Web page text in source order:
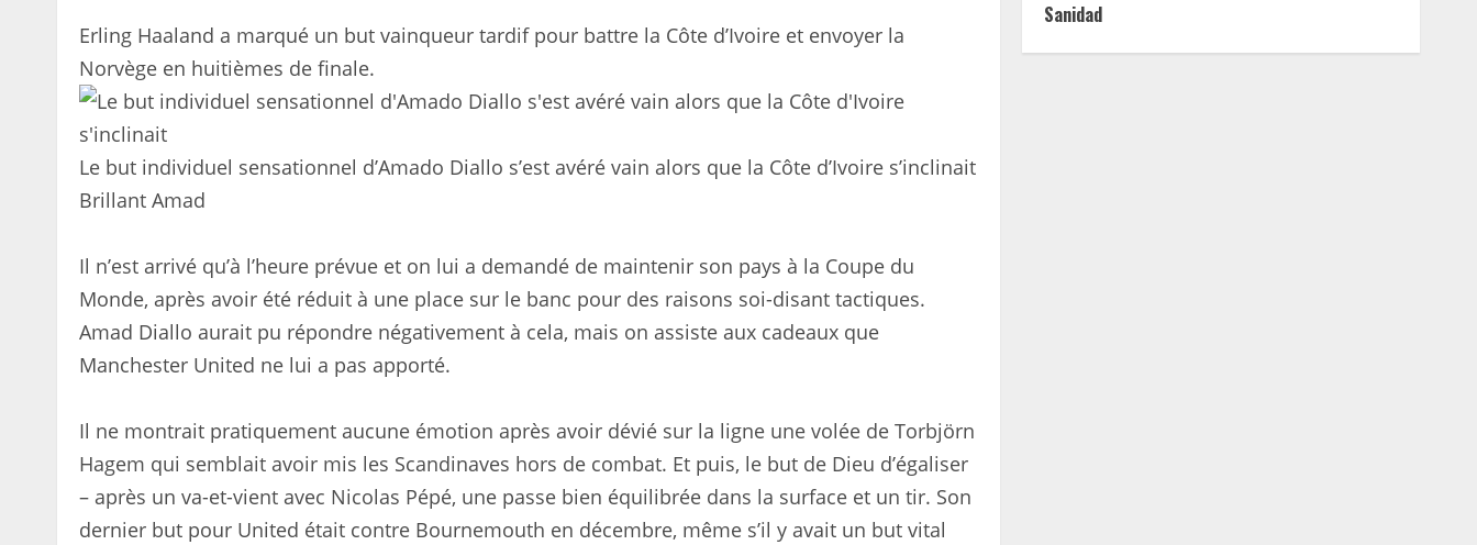
Erling Haaland a marqué un but vainqueur tardif pour battre la Côte d’Ivoire et envoyer la
Norvège en huitièmes de finale.
Le but individuel sensationnel d’Amado Diallo s’est avéré vain alors que la Côte d’Ivoire s’inclinait
Brillant Amad
Il n’est arrivé qu’à l’heure prévue et on lui a demandé de maintenir son pays à la Coupe du
Monde, après avoir été réduit à une place sur le banc pour des raisons soi-disant tactiques.
Amad Diallo aurait pu répondre négativement à cela, mais on assiste aux cadeaux que
Manchester United ne lui a pas apporté.
Il ne montrait pratiquement aucune émotion après avoir dévié sur la ligne une volée de Torbjörn
Hagem qui semblait avoir mis les Scandinaves hors de combat. Et puis, le but de Dieu d’égaliser
– après un va-et-vient avec Nicolas Pépé, une passe bien équilibrée dans la surface et un tir. Son
dernier but pour United était contre Bournemouth en décembre, même s’il y avait un but vital
Sanidad